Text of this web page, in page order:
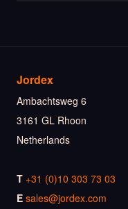
Jordex
Ambachtsweg 6
3161 GL Rhoon
Netherlands
T +31 (0)10 303 73 03
E sales@jordex.com